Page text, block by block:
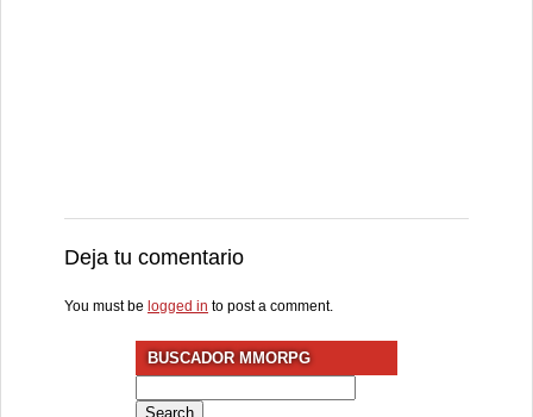
Deja tu comentario
You must be logged in to post a comment.
BUSCADOR MMORPG
for: